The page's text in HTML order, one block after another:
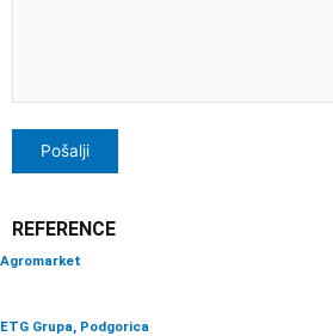
REFERENCE
Agromarket
ETG Grupa, Podgorica